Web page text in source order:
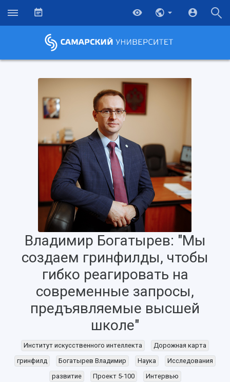
Владимир Богатырев: "Мы
создаем гринфилды, чтобы
гибко реагировать на
современные запросы,
предъявляемые высшей
школе"
Институт искусственного интеллекта
Дорожная карта
гринфилд
Богатырев Владимир Наука
Исследования
развитие
Проект 5-100
Интервью